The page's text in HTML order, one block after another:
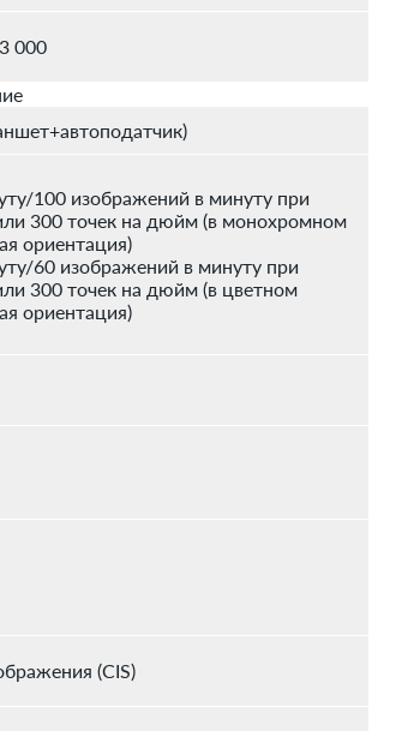
3 000
100 изображений в минуту при
300 точек на дюйм (в монохромном
ориентация)
60 изображений в минуту при
300 точек на дюйм (в цветном
ориентация)
(CIS)